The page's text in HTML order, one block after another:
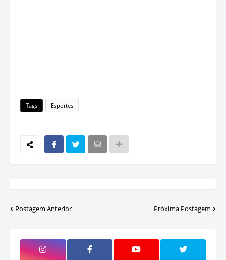
Tags Esportes
Postagem Anterior Próxima Postagem